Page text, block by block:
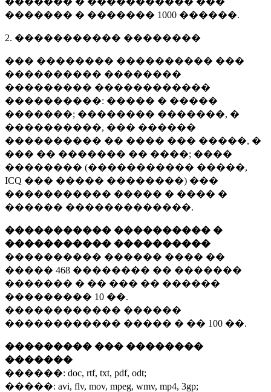
������� � ������� 1000 ������.
2. ����������� ��������
��� �������� ���������� ���
���������� ��������
��������� ������������
����������: ����� � �����
�������; �������� �������, �
����������, ��� ������
���������� �� ���� ��� �����, �
��� �� ������� �� ����; ����
�������� (����������� �����,
ICQ ��� ����� ��������) ���
����������� ����� � ���� �
������ �������������.
����������� ���������� �
����������� ����������
���������� ������ ���� ��
����� 468 �������� �� �������
������� � �� ��� �� ������
��������� 10 ��.
������������ ������
������������ ����� � �� 100 ��.
��������� ��� ��������
�������
������: doc, rtf, txt, pdf, odt;
�����: avi, flv, mov, mpeg, wmv, mp4, 3gp;